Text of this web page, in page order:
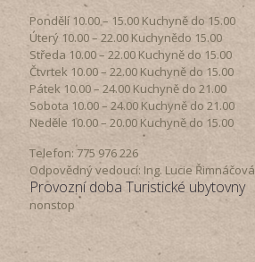
Pondělí​ 10.00 – 15.00​​ Kuchyně do 15.00
Úterý ​10.00 – 22.00​​ Kuchynědo 15.00
Středa ​10.00 – 22.00 ​​Kuchyně do 15.00
Čtvrtek​ 10.00 – 22.00 ​​Kuchyně do 15.00
Pátek​ 10.00 – 24.00​​ Kuchyně do 21.00
Sobota ​10.00 – 24.00​​ Kuchyně do 21.00
Neděle ​10.00 – 20.00​​ Kuchyně do 15.00
Telefon: 775 976 226
Odpovědný vedoucí: Ing. Lucie Řimnáčová
Provozní doba Turistické ubytovny
nonstop